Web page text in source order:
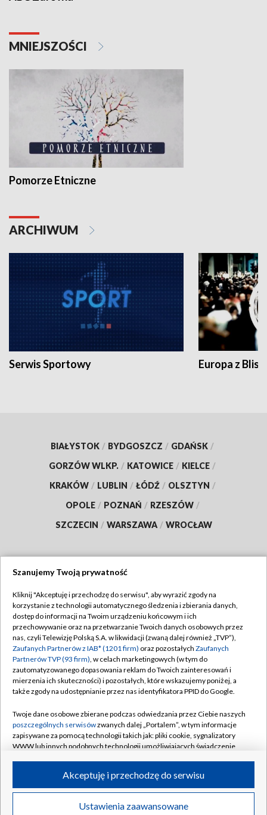
MNIEJSZOŚCI
Pomorze Etniczne
ARCHIWUM
Serwis Sportowy Europa z
BIAŁYSTOK / BYDGOSZCZ / GDAŃSK /
GORZÓW WLKP. / KATOWICE / KIELCE /
KRAKÓW / LUBLIN / ŁÓDŹ / OLSZTYN /
OPOLE / POZNAŃ / RZESZÓW /
SZCZECIN / WARSZAWA / WROCŁAW
TVP
Abonament TVP
Emisja w TVP
Centrum informacji TVP
Naziemna Telewizja Cyfrowa
Rada Programowa
System NOS
Informacje o nadawcy
Program dla prasy
Regulamin TVP
Polityka prywatności
Moje zgody
Pomoc
Kontakt
Kanały
©2026 Telewizja Polska S.A. w likwidacji
Szanujemy Twoją prywatność
Kliknij "Akceptuję i przechodzę do serwisu", aby wyrazić zgody na
korzystanie z technologii automatycznego śledzenia i zbierania danych,
dostęp do informacji na Twoim urządzeniu końcowym i ich
przechowywanie oraz na przetwarzanie Twoich danych osobowych przez
nas, czyli Telewizję Polską S.A. w likwidacji (zwaną dalej również „TVP”),
Zaufanych Partnerów z IAB* (1201 firm) oraz pozostałych Zaufanych
Partnerów TVP (93 firm), w celach marketingowych (w tym do
zautomatyzowanego dopasowania reklam do Twoich zainteresowań i
mierzenia ich skuteczności) i pozostałych, które wskazujemy poniżej, a
także zgody na udostępnianie przez nas identyfikatora PPID do Google.
Twoje dane osobowe zbierane podczas odwiedzania przez Ciebie naszych
poszczególnych serwisówzwanych dalej „Portalem”, w tym informacje
zapisywane za pomocą technologii takich jak: pliki cookie, sygnalizatory
WWW lub innych podobnych technologii umożliwiających świadczenie
ruchu w Internecie.
Twoje dane osobowe zbierane podczas odwiedzania przez Ciebie
poszczególnych serwisówna Portalu, takie jak adresy IP, identyfikatory
Ustawienia zaawansowane
Akceptuję i przechodzę do serwisu